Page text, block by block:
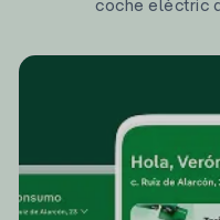
coche elèctric